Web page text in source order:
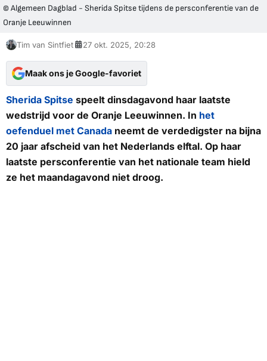
© Algemeen Dagblad - Sherida Spitse tijdens de persconferentie van de
Oranje Leeuwinnen
Tim van Sintfiet 27 okt. 2025, 20:28
Maak ons je Google-favoriet
Sherida Spitse speelt dinsdagavond haar laatste
wedstrijd voor de Oranje Leeuwinnen. In het
oefenduel met Canada neemt de verdedigster na bijna
20 jaar afscheid van het Nederlands elftal. Op haar
laatste persconferentie van het nationale team hield
ze het maandagavond niet droog.